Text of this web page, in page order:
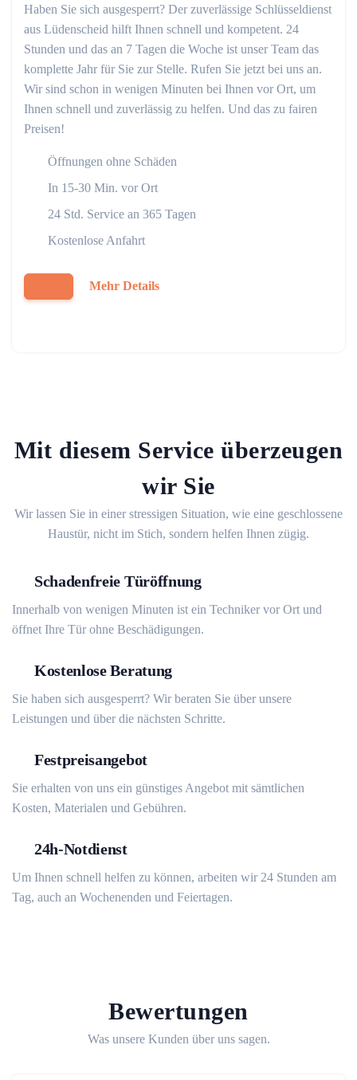
Haben Sie sich ausgesperrt? Der zuverlässige Schlüsseldienst
aus Lüdenscheid hilft Ihnen schnell und kompetent. 24
Stunden und das an 7 Tagen die Woche ist unser Team das
komplette Jahr für Sie zur Stelle. Rufen Sie jetzt bei uns an.
Wir sind schon in wenigen Minuten bei Ihnen vor Ort, um
Ihnen schnell und zuverlässig zu helfen. Und das zu fairen
Preisen!
Öffnungen ohne Schäden
In 15-30 Min. vor Ort
24 Std. Service an 365 Tagen
Kostenlose Anfahrt
Mehr Details
Mit diesem Service überzeugen
wir Sie
Wir lassen Sie in einer stressigen Situation, wie eine geschlossene
Haustür, nicht im Stich, sondern helfen Ihnen zügig.
Schadenfreie Türöffnung
Innerhalb von wenigen Minuten ist ein Techniker vor Ort und
öffnet Ihre Tür ohne Beschädigungen.
Kostenlose Beratung
Sie haben sich ausgesperrt? Wir beraten Sie über unsere
Leistungen und über die nächsten Schritte.
Festpreisangebot
Sie erhalten von uns ein günstiges Angebot mit sämtlichen
Kosten, Materialen und Gebühren.
24h-Notdienst
Um Ihnen schnell helfen zu können, arbeiten wir 24 Stunden am
Tag, auch an Wochenenden und Feiertagen.
Bewertungen
Was unsere Kunden über uns sagen.